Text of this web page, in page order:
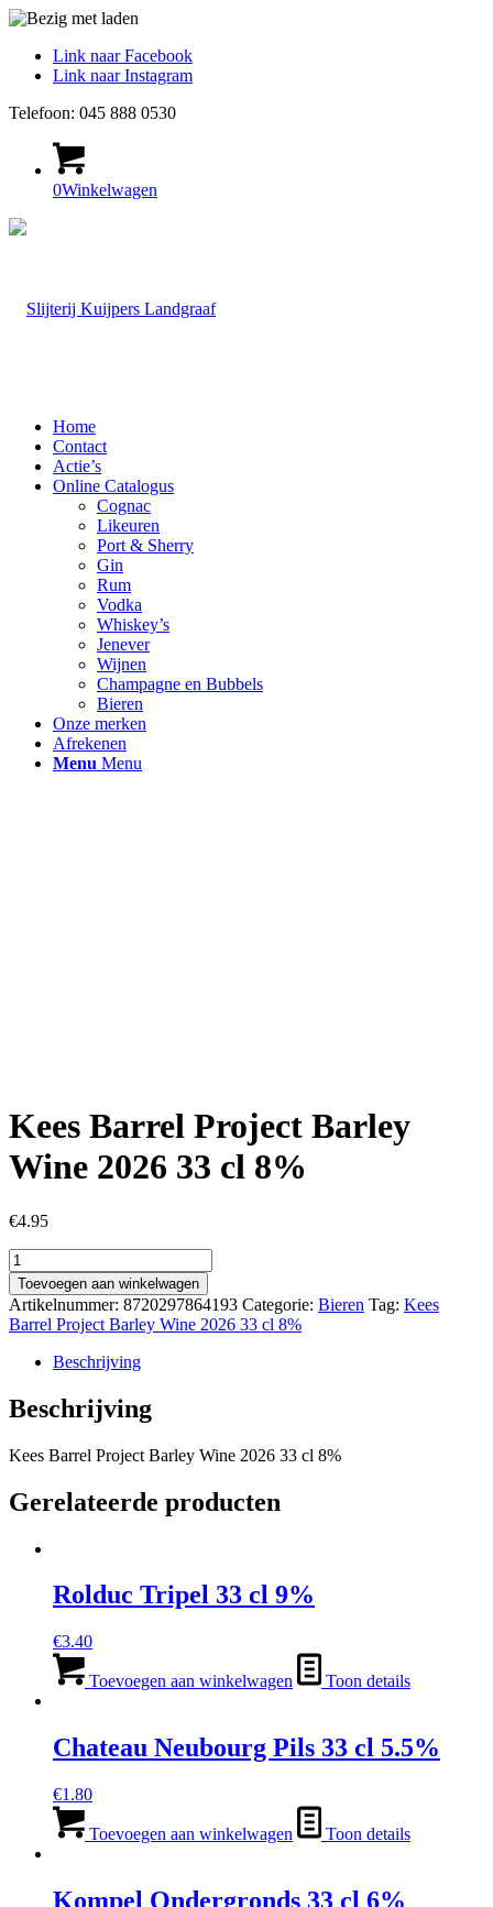
Link naar Facebook
Link naar Instagram
Telefoon: 045 888 0530
0Winkelwagen
Home
Contact
Actie’s
Online Catalogus
Cognac
Likeuren
Port & Sherry
Gin
Rum
Vodka
Whiskey’s
Jenever
Wijnen
Champagne en Bubbels
Bieren
Onze merken
Afrekenen
Menu Menu
Kees Barrel Project Barley
Wine 2026 33 cl 8%
€4.95
Kees
Barrel
Project
Barley
Wine
2026
cl
8%
Toevoegen aan winkelwagen
Artikelnummer: 8720297864193 Categorie: Bieren Tag: Kees
Barrel Project Barley Wine 2026 33 cl 8%
Beschrijving
Beschrijving
Kees Barrel Project Barley Wine 2026 33 cl 8%
Gerelateerde producten
Rolduc Tripel 33 cl 9%
€3.40
Toevoegen aan winkelwagen Toon details
Chateau Neubourg Pils 33 cl 5.5%
€1.80
Toevoegen aan winkelwagen Toon details
Kompel Ondergronds 33 cl 6%